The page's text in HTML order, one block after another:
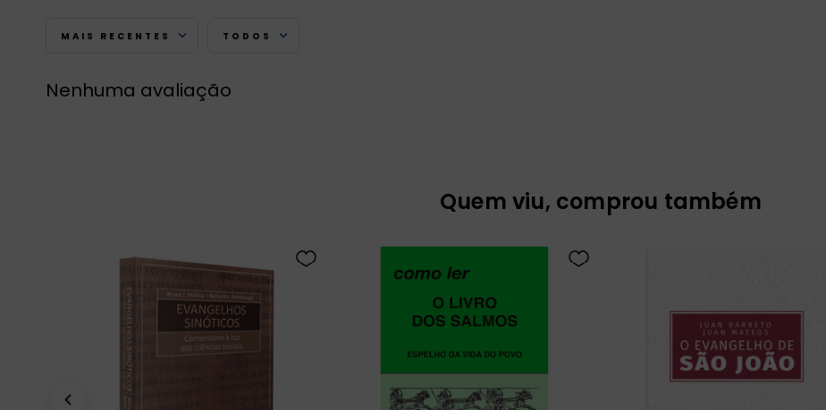
MAIS RECENTES TODOS
Nenhuma avaliação
Quem viu, comprou também